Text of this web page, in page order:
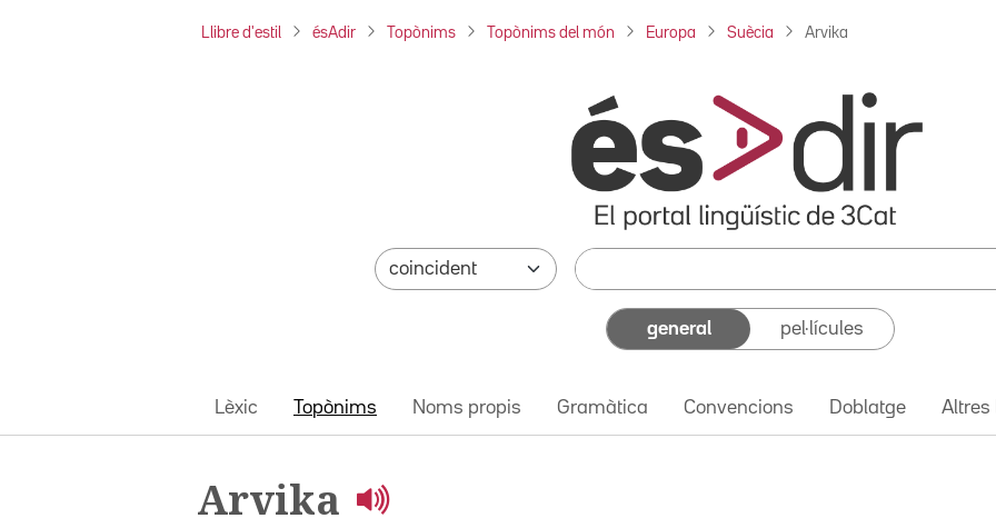
Llibre d'estil ésAdir Topònims Topònims del món Europa Suècia Arvika
general pel·lícules
Lèxic Topònims Noms propis Gramàtica Convencions Doblatge Altres
Arvika